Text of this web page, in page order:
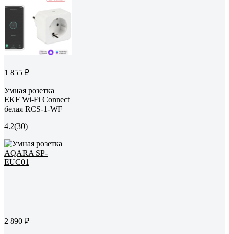
1 855 ₽
Умная розетка
EKF Wi-Fi Connect
белая RCS-1-WF
4.2(30)
2 890 ₽